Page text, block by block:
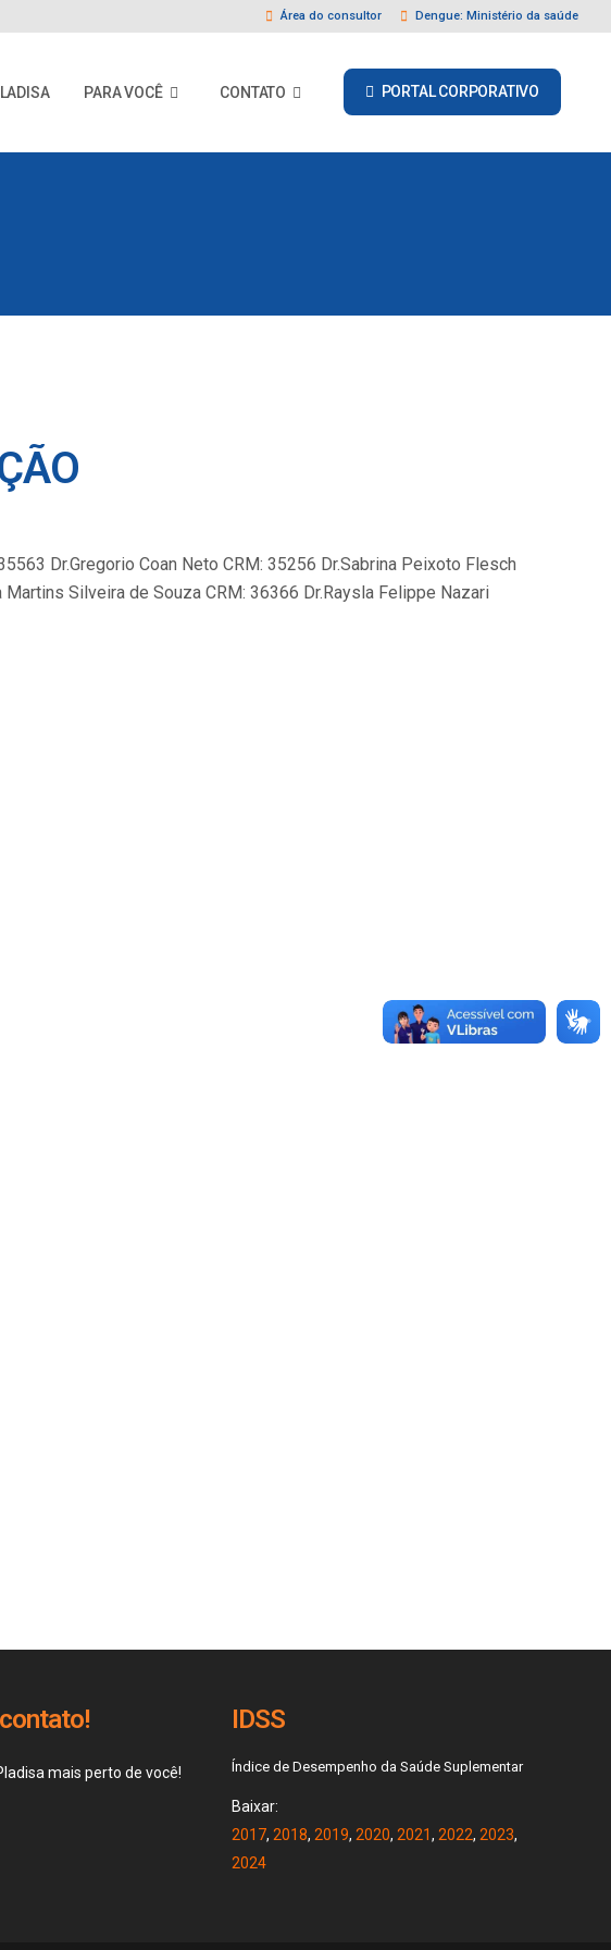
Área do consultor Dengue: Ministério da saúde
PARA VOCÊ CONTATO PORTAL CORPORATIVO
Dr.Gregorio Coan Neto CRM: 35256 Dr.Sabrina Peixoto Flesch
Silveira de Souza CRM: 36366 Dr.Raysla Felippe Nazari
mais perto de você!
IDSS
Índice de Desempenho da Saúde Suplementar
Baixar:
2017, 2018, 2019, 2020, 2021, 2022, 2023,
2024